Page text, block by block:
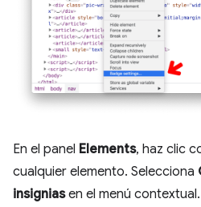
En el panel Elements, haz clic
cualquier elemento. Selecciona
insigniasen el menú